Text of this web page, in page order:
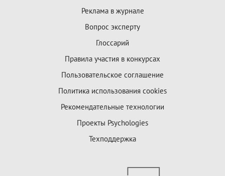
Реклама в журнале
Вопрос эксперту
Глоссарий
Правила участия в конкурсах
Пользовательское соглашение
Политика использования cookies
Рекомендательные технологии
Проекты Psychologies
Техподдержка